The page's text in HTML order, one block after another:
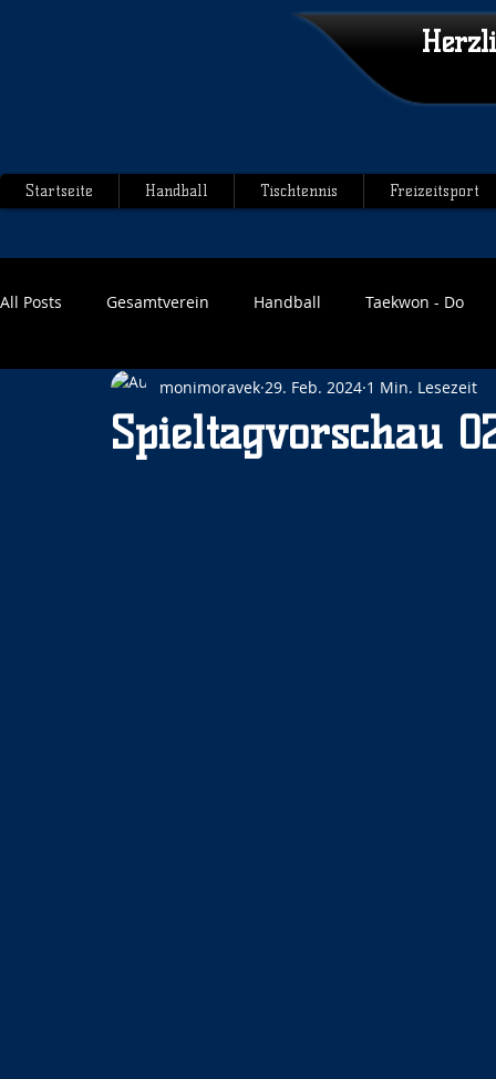
Startseite Handball Tischtennis Freizeitsport
All Posts Gesamtverein Handball Taekwon - Do
Spieltagvorschau
monimoravek 29. Feb. 2024 1 Min. Lesezeit